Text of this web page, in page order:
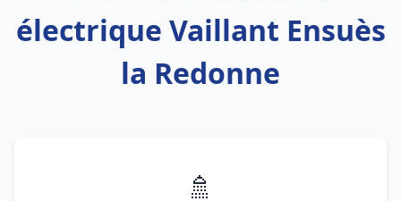
électrique Vaillant Ensuès
la Redonne
🚿